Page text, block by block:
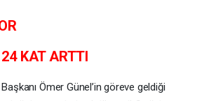
KAT ARTTI
Ömer Günel’in göreve geldiği